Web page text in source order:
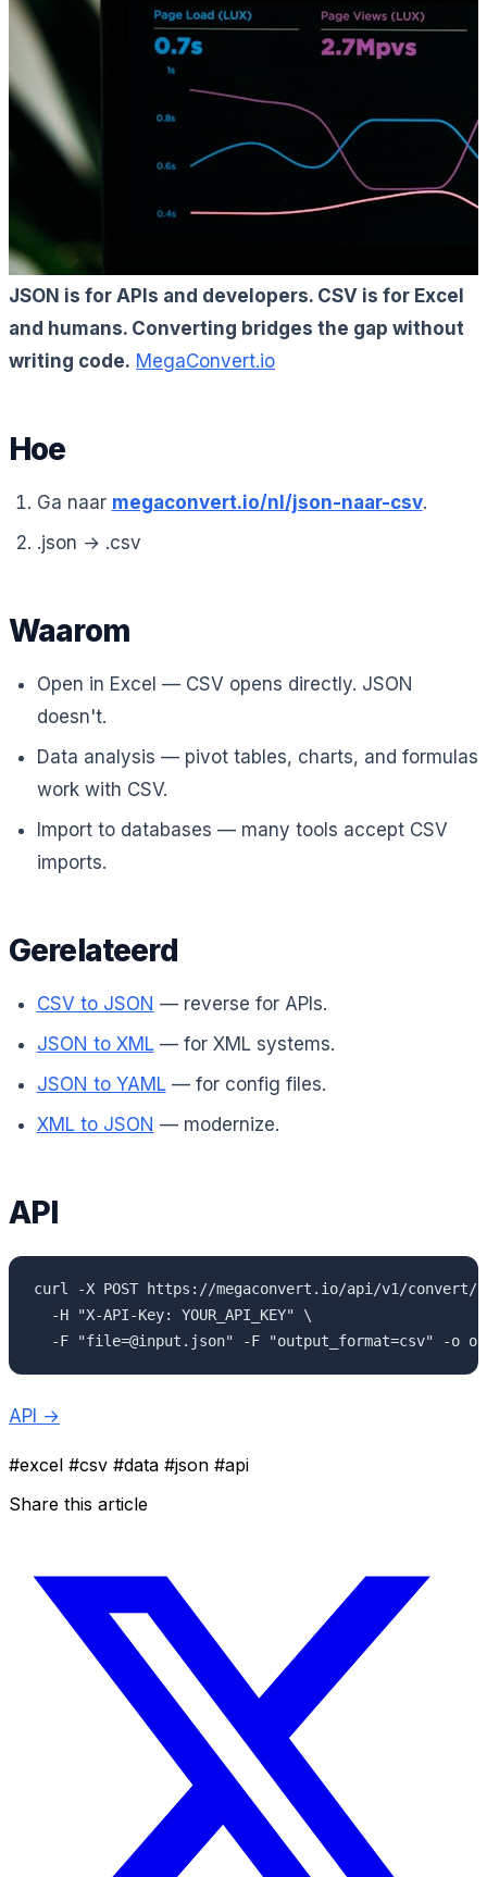
JSON is for APIs and developers. CSV is for Excel
and humans. Converting bridges the gap without
writing code. MegaConvert.io
Hoe
Ga naar megaconvert.io/nl/json-naar-csv.
.json → .csv
Waarom
Open in Excel — CSV opens directly. JSON
doesn't.
Data analysis — pivot tables, charts, and formulas
work with CSV.
Import to databases — many tools accept CSV
imports.
Gerelateerd
CSV to JSON — reverse for APIs.
JSON to XML— for XML systems.
JSON to YAML— for config files.
XML to JSON — modernize.
API
curl -X POST https://megaconvert.io/api/v1/convert/
  -H "X-API-Key: YOUR_API_KEY" \
-F "file=@input.json" -F "output_format=csv" -o
API →
#excel #csv #data #json #api
Share this article